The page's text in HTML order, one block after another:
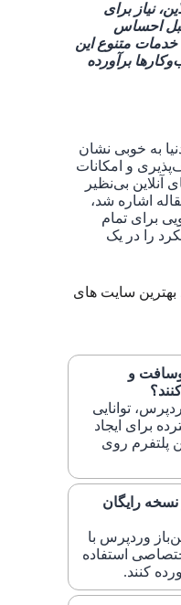
نیاز برای
احساس
خدمات متنوع این
برآورده
به‌ خوبی نشان
و امکانات
آنلاین بی‌نظیر
اشاره شد،
برای تمام
را در یک
سایت های
و
توانایی
برای ایجاد
پلتفرم روی
رایگان
وردپرس با
استفاده
کنند.